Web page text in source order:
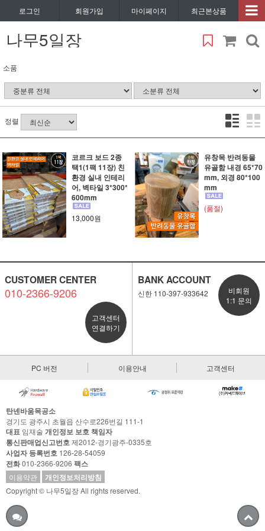
로그인 회원가입 마이페이지 최근본상품
나무5일장
소품
정렬
코르크 보드 2종
택1(1팩 11장) 친
환경 실내 인테리
어, 벽타일 3*300*
600mm
13,000원
유창목 반려동물
유골함 내경 65*70
mm, 외경 80*100
mm
(품절)
CUSTOMER CENTER
010-2366-9206
고객센터
연결하기
BANK ACCOUNT
신한 110-397-933642
비회원
1:1 문의
PC 버전 이용안내 고객센터
탄넨바움목공소
경기도 광주시 초월읍 산수로226번길 111-1
대표 임재술 개인정보 보호 책임자
통신판매업신고번호제2012-경기광주-0335호
사업자 등록번호 126-28-54059
전화010-2366-9206 팩스
이용약관 개인정보처리방침
Copyright © 나무5일장 All rights reserved.